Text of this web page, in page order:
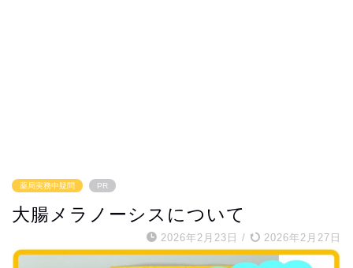
薬局実務中疑問 PR
大腸メラノーシスについて
2026年2月23日 / 2026年2月27日